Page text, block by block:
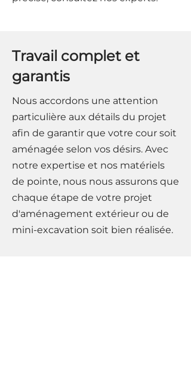
Travail complet et
garantis
Nous accordons une attention
particulière aux détails du projet
afin de garantir que votre cour soit
aménagée selon vos désirs. Avec
notre expertise et nos matériels
de pointe, nous nous assurons que
chaque étape de votre projet
d'aménagement extérieur ou de
mini-excavation soit bien réalisée.